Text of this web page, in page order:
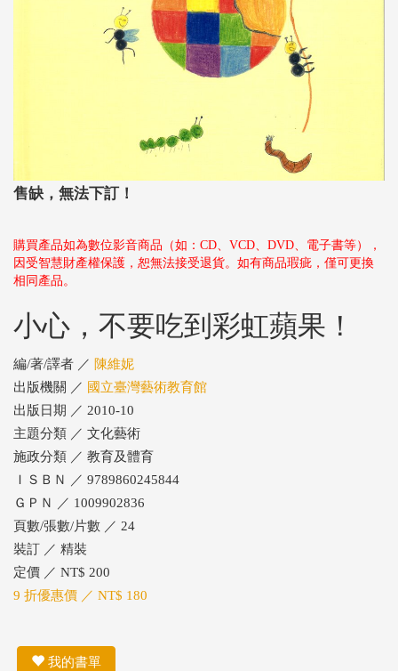
售缺，無法下訂！
購買產品如為數位影音商品（如：CD、VCD、DVD、電子書等），
因受智慧財產權保護，恕無法接受退貨。如有商品瑕疵，僅可更換
相同產品。
小心，不要吃到彩虹蘋果！
編/著/譯者 ／ 陳維妮
出版機關 ／ 國立臺灣藝術教育館
出版日期 ／ 2010-10
主題分類 ／ 文化藝術
施政分類 ／ 教育及體育
ＩＳＢＮ ／ 9789860245844
ＧＰＮ ／ 1009902836
頁數/張數/片數 ／ 24
裝訂 ／ 精裝
定價 ／ NT$ 200
9 折優惠價 ／ NT$ 180
我的書單